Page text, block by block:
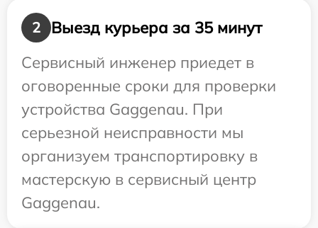
2
Выезд курьера за 35 минут
Сервисный инженер приедет в
оговоренные сроки для проверки
устройства Gaggenau. При
серьезной неисправности мы
организуем транспортировку в
мастерскую в сервисный центр
Gaggenau.